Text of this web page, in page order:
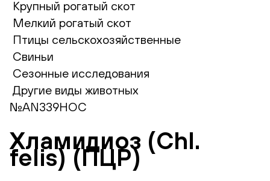
Крупный рогатый скот
Мелкий рогатый скот
Птицы сельскохозяйственные
Свиньи
Сезонные исследования
Другие виды животных
№AN339НОС
Хламидиоз (Chl.
felis) (ПЦР)